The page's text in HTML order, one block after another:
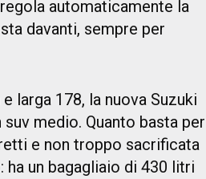
automaticamente la
davanti, sempre per
larga 178, la nuova Suzuki
medio. Quanto basta per
e non troppo sacrificata
un bagagliaio di 430 litri